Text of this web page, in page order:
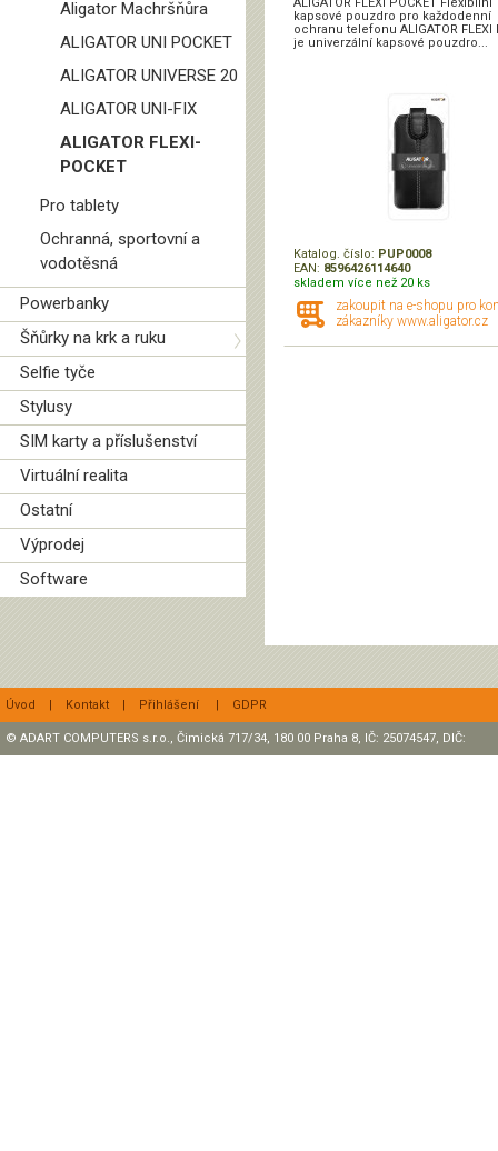
Aligator Machršňůra
ALIGATOR UNI POCKET
ALIGATOR UNIVERSE 20
ALIGATOR UNI-FIX
ALIGATOR FLEXI-
POCKET
Pro tablety
Ochranná, sportovní a
vodotěsná
Powerbanky
Šňůrky na krk a ruku
Selfie tyče
Stylusy
SIM karty a příslušenství
Virtuální realita
Ostatní
Výprodej
Software
ALIGATOR FLEXI POCKET Flexibilní
kapsové pouzdro pro každodenní
ochranu telefonu ALIGATOR FLEXI
je univerzální kapsové pouzdro...
Katalog. číslo: PUP0008
EAN: 8596426114640
skladem více než 20 ks
zakoupit na e-shopu pro
zákazníky www.aligator.cz
Úvod | Kontakt | Přihlášení | GDPR
© ADART COMPUTERS s.r.o., Čimická 717/34, 180 00 Praha 8, IČ: 25074547, DIČ: